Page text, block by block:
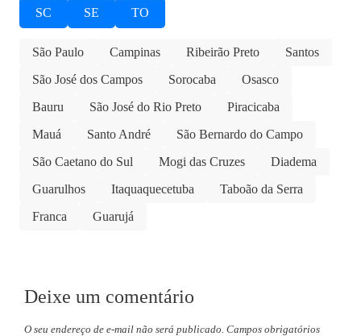
SC SE TO
São Paulo Campinas Ribeirão Preto
Santos
São José dos Campos
Sorocaba
Osasco
Bauru
São José do Rio Preto
Piracicaba
Mauá
Santo André
São Bernardo do Campo
São Caetano do Sul
Mogi das Cruzes
Diadema
Guarulhos
Itaquaquecetuba
Taboão da Serra
Franca
Guarujá
Deixe um comentário
O seu endereço de e-mail não será publicado. Campos obrigatórios